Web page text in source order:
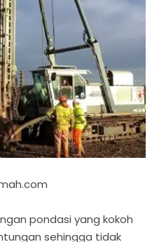
pondasi yang kokoh
sehingga tidak